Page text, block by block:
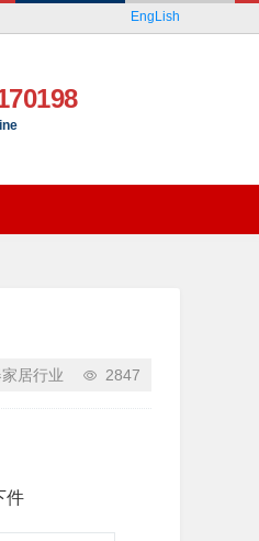
EngLish
居行业 2847
件